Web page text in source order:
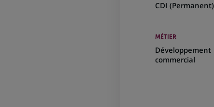
CDI (Permanent)
MÉTIER
Développement
commercial